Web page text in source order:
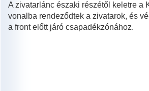
A zivatarlánc északi részétől keletre a
vonalba rendeződtek a zivatarok, és
a front előtt járó csapadékzónához.